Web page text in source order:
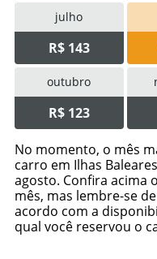
julho
R$ 143
outubro
R$ 123
No momento, o mês
carro em Ilhas
agosto. Confira acima
mês, mas lembre-se
acordo com a
qual você reservou o